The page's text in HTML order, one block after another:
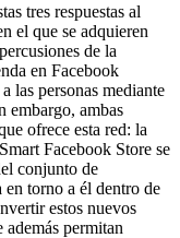
tres respuestas al
el que se adquieren
de la
en Facebook
las personas mediante
embargo, ambas
ofrece esta red: la
Facebook Store se
conjunto de
en torno a él dentro de
estos nuevos
además permitan